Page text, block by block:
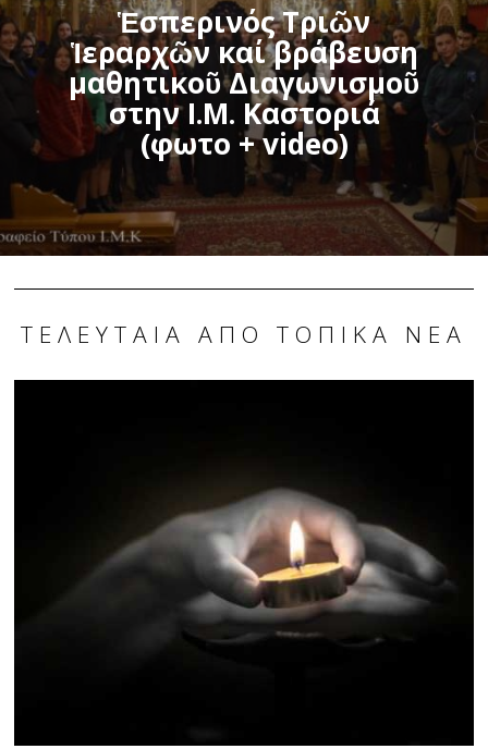
Ἑσπερινός Τριῶν
Ἱεραρχῶν καί βράβευση
μαθητικοῦ Διαγωνισμοῦ
στην Ι.Μ. Καστοριά
(φωτο + video)
ΤΕΛΕΥΤΑΊΑ ΑΠΌ ΤΟΠΙΚΆ ΝΈΑ